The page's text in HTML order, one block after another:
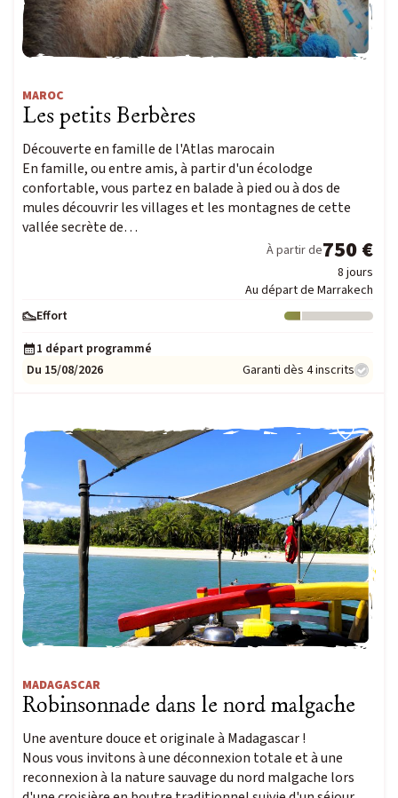
MAROC
Les petits Berbères
Découverte en famille de l'Atlas marocain
En famille, ou entre amis, à partir d'un écolodge
confortable, vous partez en balade à pied ou à dos de
mules découvrir les villages et les montagnes de cette
vallée secrète de…
À partir de750 €
8 jours
Au départ de Marrakech
Effort
Niveau : 1
1 départ programmé
Du 15/08/2026
Garanti dès 4 inscrits
MADAGASCAR
Robinsonnade dans le nord malgache
Une aventure douce et originale à Madagascar !
Nous vous invitons à une déconnexion totale et à une
reconnexion à la nature sauvage du nord malgache lors